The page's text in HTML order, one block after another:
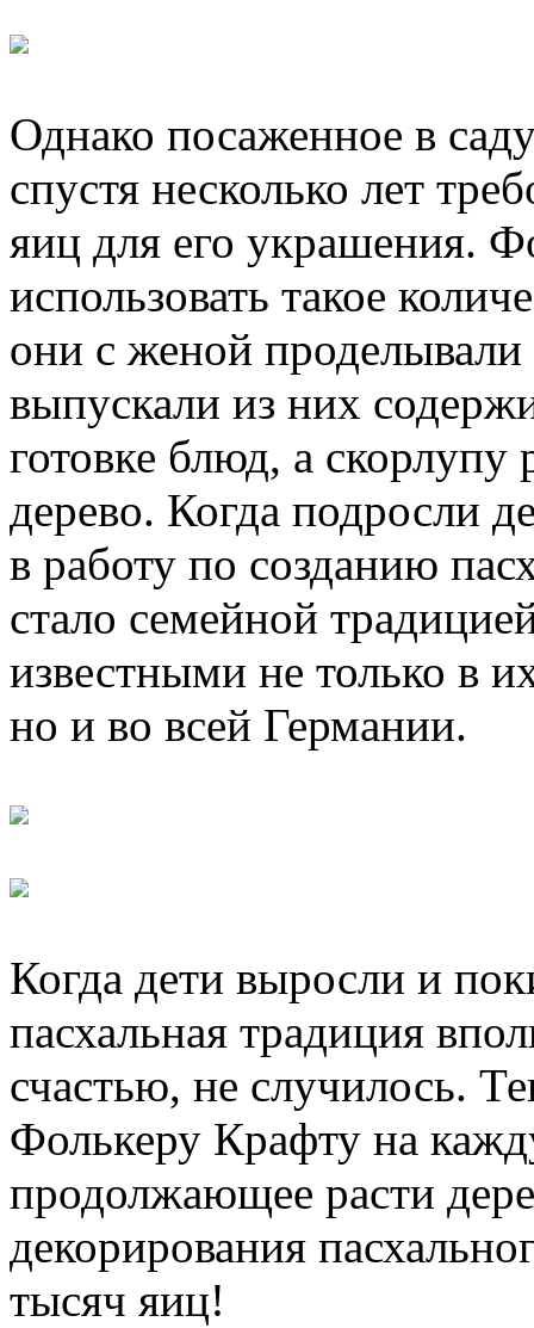
Однако посаженное в
спустя несколько лет
яиц для его украшения.
использовать такое
они с женой проделывали
выпускали из них
готовке блюд, а
дерево. Когда подросли
в работу по созданию
стало семейной
известными не только в
но и во всей Германии.
Когда дети выросли и
пасхальная традиция
счастью, не случилось.
Фолькеру Крафту на
продолжающее расти
декорирования
тысяч яиц!